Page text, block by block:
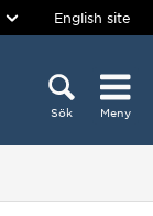
English site
Sök Meny